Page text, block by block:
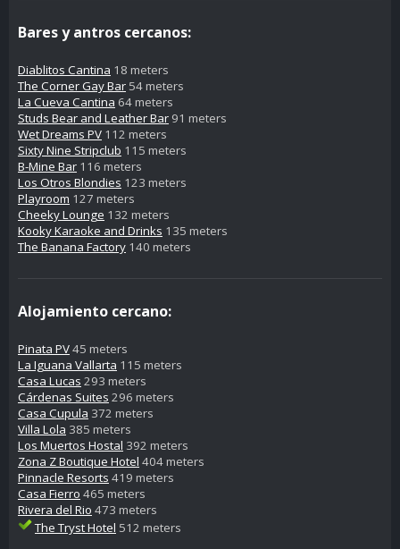
Bares y antros cercanos:
Diablitos Cantina 18 meters
The Corner Gay Bar 54 meters
La Cueva Cantina 64 meters
Studs Bear and Leather Bar 91 meters
Wet Dreams PV 112 meters
Sixty Nine Stripclub 115 meters
B-Mine Bar 116 meters
Los Otros Blondies 123 meters
Playroom 127 meters
Cheeky Lounge 132 meters
Kooky Karaoke and Drinks 135 meters
The Banana Factory 140 meters
Alojamiento cercano:
Pinata PV45 meters
La Iguana Vallarta 115 meters
Casa Lucas 293 meters
Cárdenas Suites 296 meters
Casa Cupula 372 meters
Villa Lola 385 meters
Los Muertos Hostal 392 meters
Zona Z Boutique Hotel 404 meters
Pinnacle Resorts 419 meters
Casa Fierro 465 meters
Rivera del Rio 473 meters
The Tryst Hotel 512 meters